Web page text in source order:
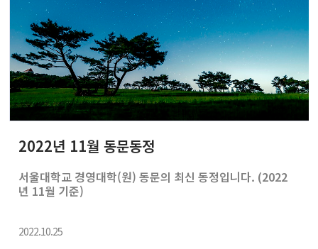
2022년 11월 동문동정
서울대학교 경영대학(원) 동문의 최신 동정입니다. (2022
년 11월 기준)
2022.10.25